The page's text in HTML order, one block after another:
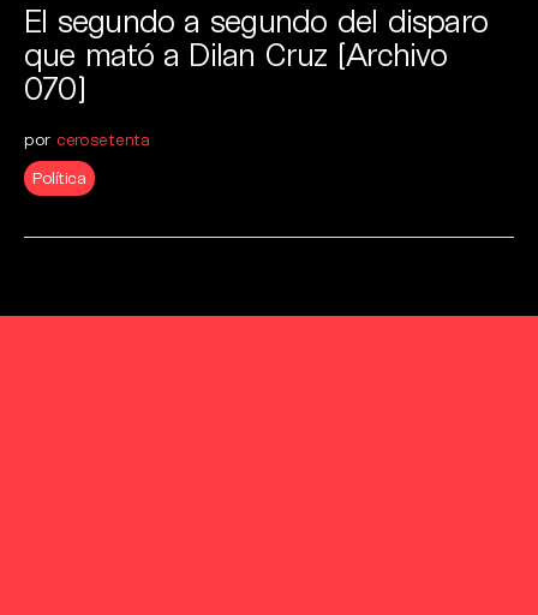
El segundo a segundo del disparo
que mató a Dilan Cruz [Archivo
070]
por cerosetenta
Política